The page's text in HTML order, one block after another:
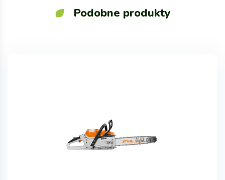
Podobne produkty